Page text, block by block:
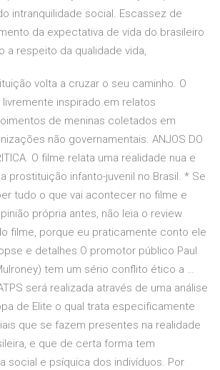
intranquilidade social. Escassez de
da expectativa de vida do brasileiro
a respeito da qualidade vida,
volta a cruzar o seu caminho. O
inspirado em relatos
de meninas coletados em
não governamentais. ANJOS DO
O filme relata uma realidade nua e
prostituição infanto-juvenil no Brasil. * Se
tudo o que vai acontecer no filme e
própria antes, não leia o review
filme, porque eu praticamente conto ele
e detalhes O promotor público Paul
tem um sério conflito ético a …
será realizada através de uma análise
de Elite o qual trata especificamente
que se fazem presentes na realidade
e que de certa forma tem
social e psíquica dos indivíduos. Por